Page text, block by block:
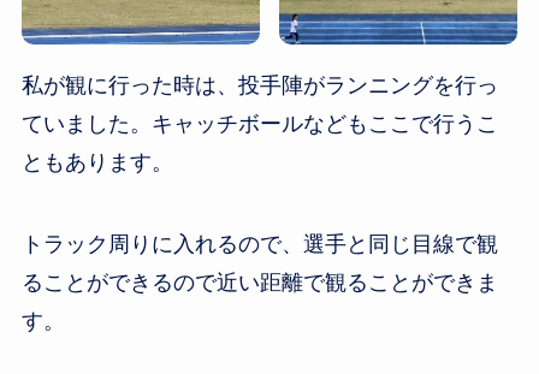
私が観に行った時は、投手陣がランニングを行っ
ていました。キャッチボールなどもここで行うこ
ともあります。
トラック周りに入れるので、選手と同じ目線で観
ることができるので近い距離で観ることができま
す。